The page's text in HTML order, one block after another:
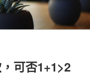
可否1+1>2